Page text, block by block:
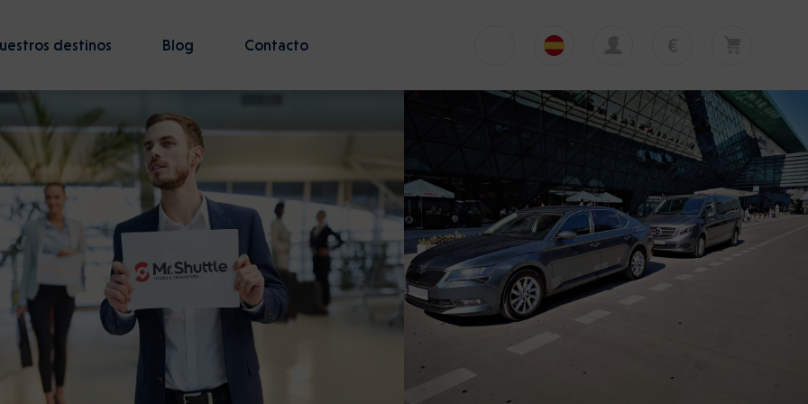
destinos Blog Contacto
English
Polski
Italiano
Español
€ EUR
£ GBP
zł PLN
$ USD
Su cesta está vacía
Su cesta está vacía. Añadir primera excursión